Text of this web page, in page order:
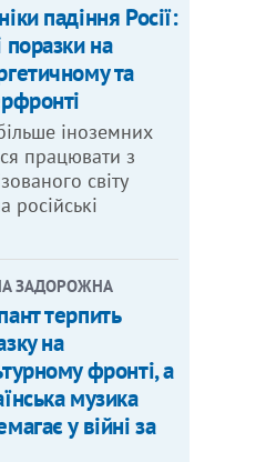
падіння Росії:
поразки на
та
іноземних
працювати з
світу
ЗАДОРОЖНА
терпить
на
фронті, а
музика
у війні за